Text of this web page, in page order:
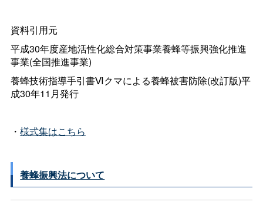
資料引用元
平成30年度産地活性化総合対策事業養蜂等振興強化推進
事業(全国推進事業)
養蜂技術指導手引書Ⅵクマによる養蜂被害防除(改訂版)平
成30年11月発行
・ 様式集はこちら
養蜂振興法について